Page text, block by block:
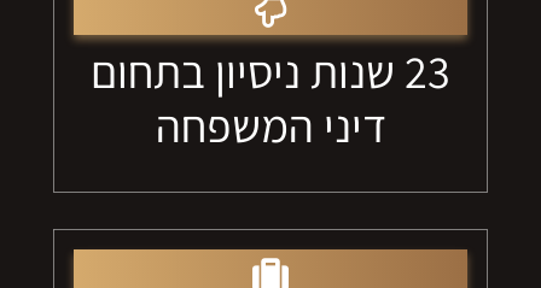
23 שנות ניסיון בתחום
דיני המשפחה